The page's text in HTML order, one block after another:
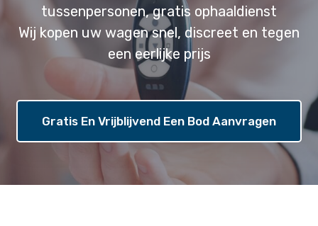
tussenpersonen, gratis ophaaldienst
Wij kopen uw wagen snel, discreet en tegen
een eerlijke prijs
Gratis En Vrijblijvend Een Bod Aanvragen